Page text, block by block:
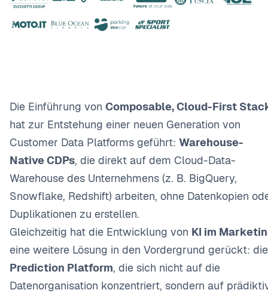
Die Einführung von Composable, Cloud-First
hat zur Entstehung einer neuen Generation von
Customer Data Platforms geführt: Warehouse-
Native CDPs, die direkt auf dem Cloud-Data-
Warehouse des Unternehmens (z. B. BigQuery,
Snowflake, Redshift) arbeiten, ohne Datenkopien
Duplikationen zu erstellen.
Gleichzeitig hat die Entwicklung von KI im
eine weitere Lösung in den Vordergrund gerückt: die
Prediction Platform, die sich nicht auf die
Datenorganisation konzentriert, sondern auf